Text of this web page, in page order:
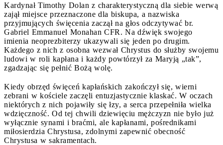
Kardynał Timothy Dolan z charakterystyczną dla siebie werwą
zajął miejsce przeznaczone dla biskupa, a nazwiska
przyjmujących święcenia zaczął na głos odczytywać br.
Gabriel Emmanuel Monahan CFR. Na dźwięk swojego
imienia neoprezbiterzy ukazywali się jeden po drugim.
Każdego z nich z osobna wezwał Chrystus do służby swojemu
ludowi w roli kapłana i każdy powtórzył za Maryją „tak”,
zgadzając się pełnić Bożą wolę.
Kiedy obrzęd święceń kapłańskich zakończył się, wierni
zebrani w kościele zaczęli entuzjastycznie klaskać. W oczach
niektórych z nich pojawiły się łzy, a serca przepełniła wielka
wdzięczność. Od tej chwili dziewięciu mężczyzn nie było już
wyłącznie synami i braćmi, ale kapłanami, pośrednikami
miłosierdzia Chrystusa, zdolnymi zapewnić obecność
Chrystusa w sakramentach.